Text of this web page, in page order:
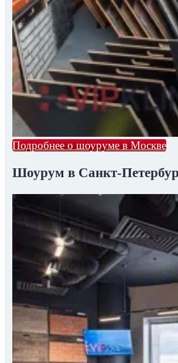
Подробнее о шоуруме в Москве
Шоурум в Санкт-